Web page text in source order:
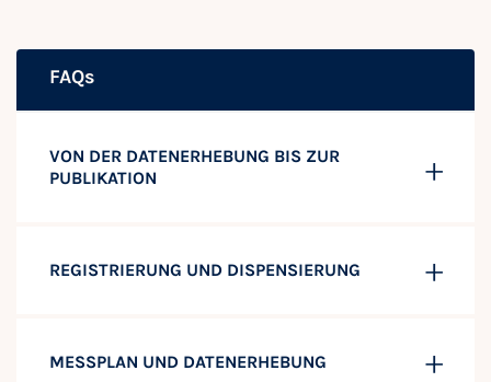
FAQs
VON DER DATENERHEBUNG BIS ZUR
PUBLIKATION
REGISTRIERUNG UND DISPENSIERUNG
MESSPLAN UND DATENERHEBUNG